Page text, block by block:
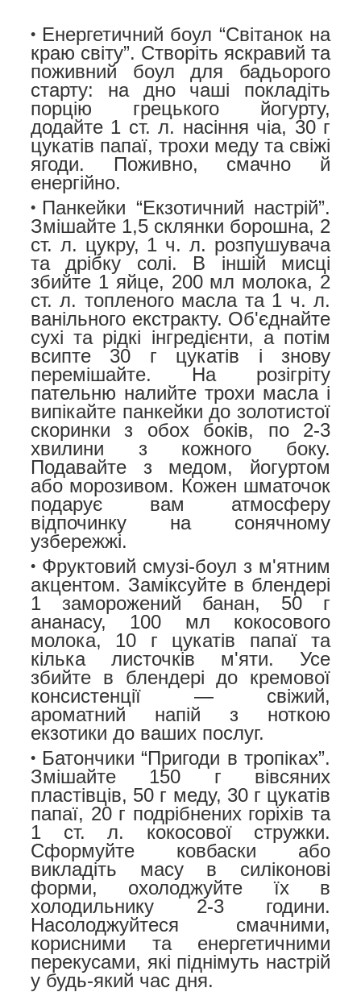
Енергетичний боул “Світанок на
краю світу”. Створіть яскравий та
поживний боул для бадьорого
старту: на дно чаші покладіть
порцію грецького йогурту,
додайте 1 ст. л. насіння чіа, 30 г
цукатів папаї, трохи меду та свіжі
ягоди. Поживно, смачно й
енергійно.
Панкейки “Екзотичний настрій”.
Змішайте 1,5 склянки борошна, 2
ст. л. цукру, 1 ч. л. розпушувача
та дрібку солі. В іншій мисці
збийте 1 яйце, 200 мл молока, 2
ст. л. топленого масла та 1 ч. л.
ванільного екстракту. Об'єднайте
сухі та рідкі інгредієнти, а потім
всипте 30 г цукатів і знову
перемішайте. На розігріту
пательню налийте трохи масла і
випікайте панкейки до золотистої
скоринки з обох боків, по 2-3
хвилини з кожного боку.
Подавайте з медом, йогуртом
або морозивом. Кожен шматочок
подарує вам атмосферу
відпочинку на сонячному
узбережжі.
Фруктовий смузі-боул з м'ятним
акцентом. Заміксуйте в блендері
1 заморожений банан, 50 г
ананасу, 100 мл кокосового
молока, 10 г цукатів папаї та
кілька листочків м'яти. Усе
збийте в блендері до кремової
консистенції — свіжий,
ароматний напій з ноткою
екзотики до ваших послуг.
Батончики “Пригоди в тропіках”.
Змішайте 150 г вівсяних
пластівців, 50 г меду, 30 г цукатів
папаї, 20 г подрібнених горіхів та
1 ст. л. кокосової стружки.
Сформуйте ковбаски або
викладіть масу в силіконові
форми, охолоджуйте їх в
холодильнику 2-3 години.
Насолоджуйтеся смачними,
корисними та енергетичними
перекусами, які піднімуть настрій
у будь-який час дня.